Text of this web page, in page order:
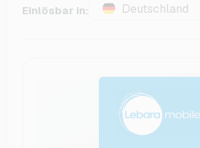
Einlösbar in: Deutschland